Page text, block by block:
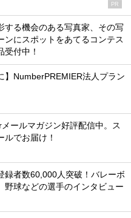
PR
する機会のある写真家、その写
ンにスポットをあてるコンテス
受付中！
】NumberPREMIER法人プラン
メールマガジン好評配信中。ス
ルでお届け！
録者数60,000人突破！バレーボ
野球などの選手のインタビュー